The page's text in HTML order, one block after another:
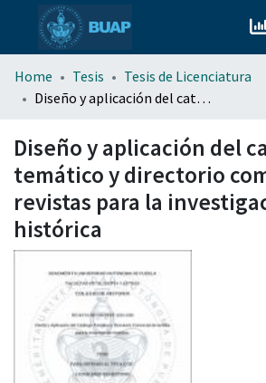
menu.section.about_menu
Home Tesis
Tesis de Licenciatura
Diseño y aplicación del catálogo temático y directorio comercial de revistas para la investigación histórica
Diseño y aplicación del
temático y directorio
revistas para la
histórica